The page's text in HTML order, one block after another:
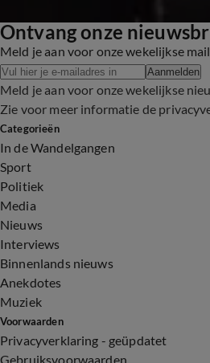
Ontvang onze
Meld je aan voor onze wekelijkse
Aanmelden
Meld je aan voor onze wekelijkse
Zie voor meer informatie de
Categorieën
In de Wandelgangen
Sport
Politiek
Media
Nieuws
Interviews
Binnenlands nieuws
Anekdotes
Muziek
Voorwaarden
Privacyverklaring - geüpdatet
Gebruiksvoorwaarden